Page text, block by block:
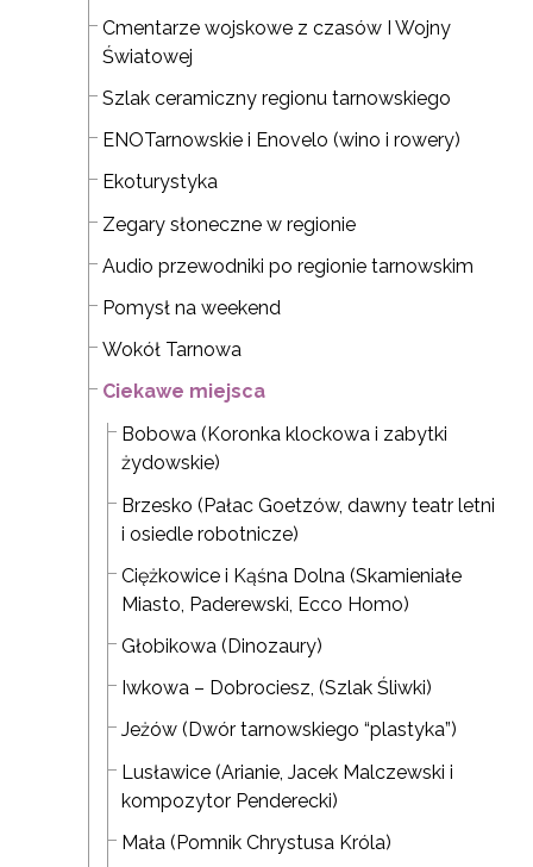
Cmentarze wojskowe z czasów I Wojny
Światowej
Szlak ceramiczny regionu tarnowskiego
ENOTarnowskie i Enovelo (wino i rowery)
Ekoturystyka
Zegary słoneczne w regionie
Audio przewodniki po regionie tarnowskim
Pomysł na weekend
Wokół Tarnowa
Ciekawe miejsca
Bobowa (Koronka klockowa i zabytki
żydowskie)
Brzesko (Pałac Goetzów, dawny teatr letni
i osiedle robotnicze)
Ciężkowice i Kąśna Dolna (Skamieniałe
Miasto, Paderewski, Ecco Homo)
Głobikowa (Dinozaury)
Iwkowa – Dobrociesz, (Szlak Śliwki)
Jeżów (Dwór tarnowskiego “plastyka”)
Lusławice (Arianie, Jacek Malczewski i
kompozytor Penderecki)
Mała (Pomnik Chrystusa Króla)